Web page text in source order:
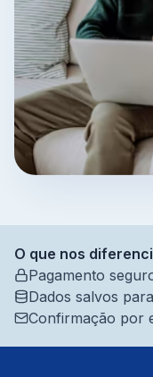
O que nos
Pagamento
Dados salvos
Confirmação por